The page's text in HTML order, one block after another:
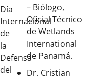
Día
Internacional
de
la
Defensa
del
– Biólogo,
Oficial Técnico
de Wetlands
International
de Panamá.
Dr. Cristian